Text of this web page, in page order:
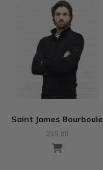
Saint James Bourboule
235.00